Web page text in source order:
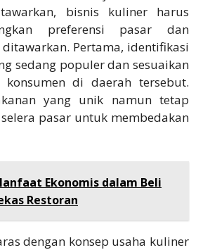
bisnis kuliner harus
preferensi pasar dan
Pertama, identifikasi
sedang populer dan sesuaikan
di daerah tersebut.
yang unik namun tetap
pasar untuk membedakan
Ekonomis dalam Beli
Restoran
dengan konsep usaha kuliner